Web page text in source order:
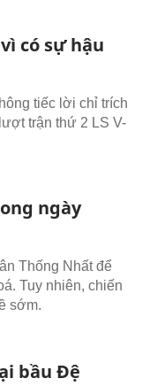
có sự hậu
tiếc lời chỉ trích
trận thứ 2 LS V-
ngày
Thống Nhất để
Tuy nhiên, chiến
sớm.
bầu Đệ